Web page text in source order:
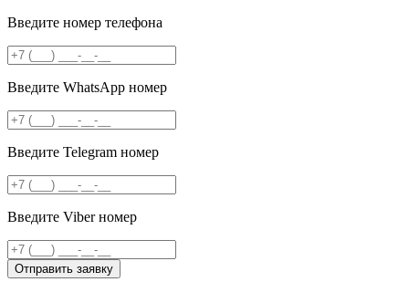
Введите номер телефона
Введите WhatsApp номер
Введите Telegram номер
Введите Viber номер
Отправить заявку